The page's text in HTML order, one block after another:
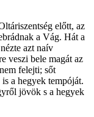
előtt, az
a Vág. Hát a
azt naív
veszi bele magát az
felejti; sőt
a hegyek tempóját.
jövök s a hegyek